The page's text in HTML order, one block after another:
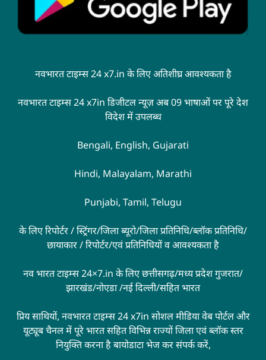
नवभारत टाइम्स 24 x7.in के लिए अतिशीघ्र आवश्यकता है
नवभारत टाइम्स 24 x7in डिजीटल न्यूज़ अब 09 भाषाओं पर पूरे देश
विदेश में उपलब्ध
Bengali, English, Gujarati
Hindi, Malayalam, Marathi
Punjabi, Tamil, Telugu
के लिए रिपोर्टर / स्ट्रिंगर/जिला ब्यूरो/जिला प्रतिनिधि/ब्लॉक प्रतिनिधि/
छायाकार / रिपोर्टर/एवं प्रतिनिधियों व आवश्यकता है
नव भारत टाइम्स 24×7.in के लिए छत्तीसगढ़/मध्य प्रदेश गुजरात/
झारखंड/नोएडा /नई दिल्ली/सहित भारत
प्रिय साथियों, नवभारत टाइम्स 24 x7in सोशल मीडिया वेब पोर्टल और
यूट्यूब चैनल में पूरे भारत सहित विभिन्न राज्यों जिला एवं ब्लॉक स्तर
नियुक्ति करना है बायोडाटा भेज कर संपर्क करें,